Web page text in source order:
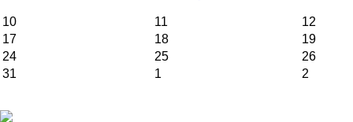
10 11
12
17
18
19
24
25
26
31
1 2